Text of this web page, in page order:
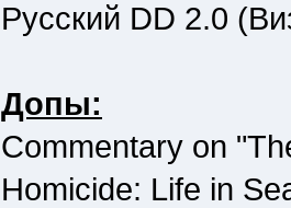
Русский DD 2.0
Допы:
Commentary on
Homicide: Life in